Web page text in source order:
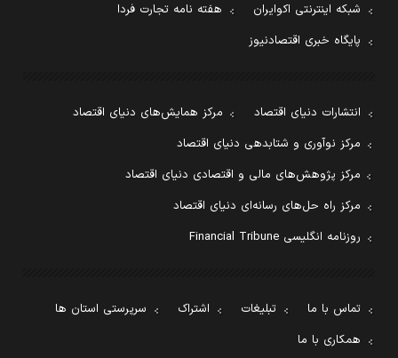
شبکه اینترنتی اکوایران
هفته نامه تجارت فردا
پایگاه خبری اقتصادنیوز
انتشارات دنیای اقتصاد
مرکز همایش‌های دنیای اقتصاد
مرکز نوآوری و شتابدهی دنیای اقتصاد
مرکز پژوهش‌های مالی و اقتصادی دنیای اقتصاد
مرکز راه حل‌های رسانه‌ای دنیای اقتصاد
روزنامه انگلیسی Financial Tribune
تماس با ما تبلیغات اشتراک
سرپرستی استان ها
همکاری با ما